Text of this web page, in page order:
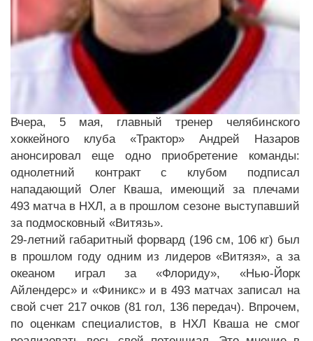
Вчера, 5 мая, главный тренер челябинского
хоккейного клуба «Трактор» Андрей Назаров
анонсировал еще одно приобретение команды:
однолетний контракт с клубом подписал
нападающий Олег Кваша, имеющий за плечами
493 матча в НХЛ, а в прошлом сезоне выступавший
за подмосковный «Витязь».
29-летний габаритный форвард (196 см, 106 кг) был
в прошлом году одним из лидеров «Витязя», а за
океаном играл за «Флориду», «Нью-Йорк
Айлендерс» и «Финикс» и в 493 матчах записал на
свой счет 217 очков (81 гол, 136 передач). Впрочем,
по оценкам специалистов, в НХЛ Кваша не смог